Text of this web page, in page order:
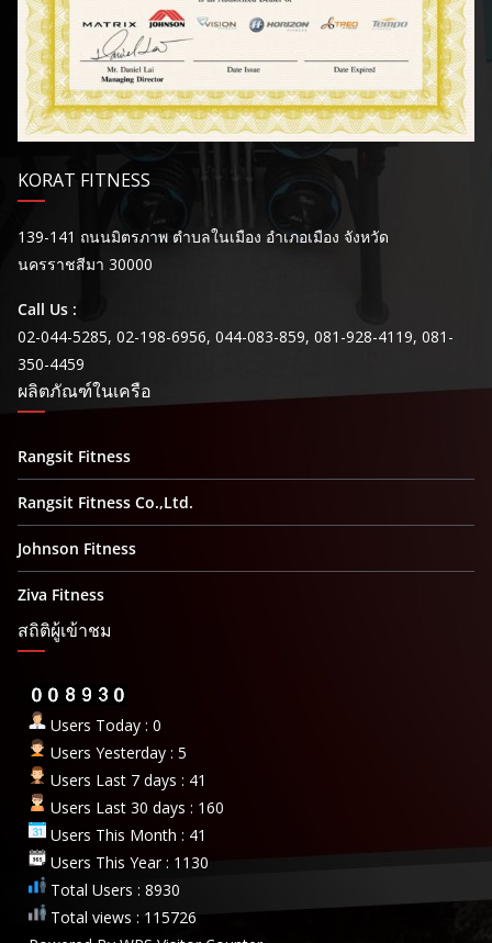
KORAT FITNESS
139-141 ถนนมิตรภาพ ตำบลในเมือง อำเภอเมือง จังหวัด
นครราชสีมา 30000
Call Us :
02-044-5285, 02-198-6956, 044-083-859, 081-928-4119, 081-
350-4459
ผลิตภัณฑ์ในเครือ
Rangsit Fitness
Rangsit Fitness Co.,Ltd.
Johnson Fitness
Ziva Fitness
สถิติผู้เข้าชม
Users Today : 0
Users Yesterday : 5
Users Last 7 days : 41
Users Last 30 days : 160
Users This Month : 41
Users This Year : 1130
Total Users : 8930
Total views : 115726